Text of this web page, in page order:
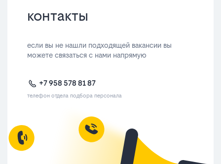
контакты
если вы не нашли подходящей вакансии вы
можете связаться с нами напрямую
+7 958 578 81 87
телефон отдела подбора персонала